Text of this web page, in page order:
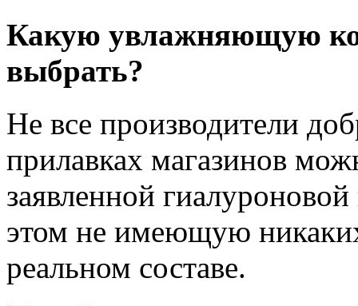
Какую увлажняющую
выбрать?
Не все производители
прилавках магазинов
заявленной
этом не имеющую
реальном составе.